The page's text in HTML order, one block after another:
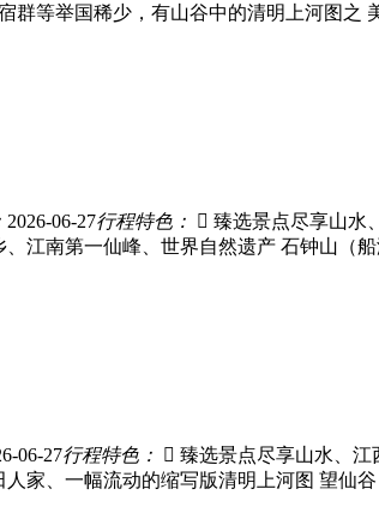
等举国稀少，有山谷中的清明上河图之
2026-06-27行程特色：
 臻选景点尽享山水
江南第一仙峰、世界自然遗产 石钟山（
06-27行程特色：
 臻选景点尽享山水、
家、一幅流动的缩写版清明上河图 望仙